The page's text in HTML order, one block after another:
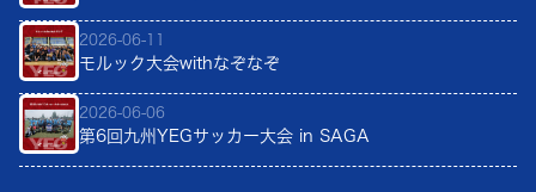
2026-06-11
モルック大会withなぞなぞ
2026-06-06
第6回九州YEGサッカー大会 in SAGA